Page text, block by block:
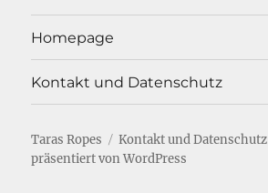
Homepage
Kontakt und Datenschutz
Taras Ropes Kontakt und Datenschutz
präsentiert von WordPress